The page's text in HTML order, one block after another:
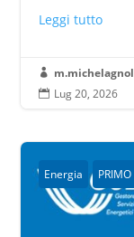
Leggi tutto

 Lug 20, 2026
Energia